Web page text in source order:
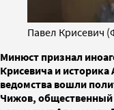
Павел Крисевич
Минюст признал
Крисевича и историка
ведомства вошли
Чижов, общественный